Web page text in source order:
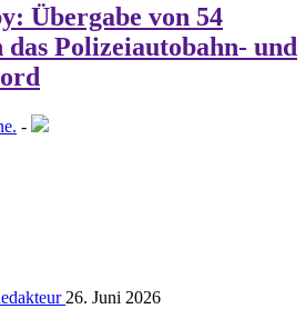
Übergabe von 54
Polizeiautobahn- und
-
26. Juni 2026